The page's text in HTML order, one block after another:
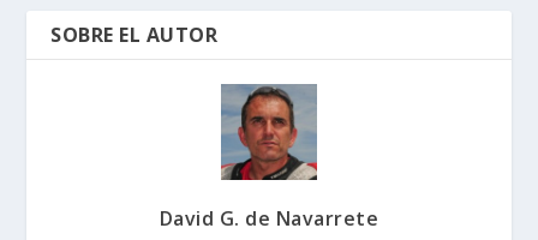
SOBRE EL AUTOR
David G. de Navarrete